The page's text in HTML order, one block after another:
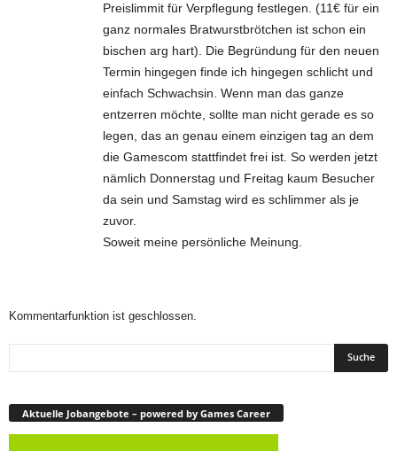
Preislimmit für Verpflegung festlegen. (11€ für ein
ganz normales Bratwurstbrötchen ist schon ein
bischen arg hart). Die Begründung für den neuen
Termin hingegen finde ich hingegen schlicht und
einfach Schwachsin. Wenn man das ganze
entzerren möchte, sollte man nicht gerade es so
legen, das an genau einem einzigen tag an dem
die Gamescom stattfindet frei ist. So werden jetzt
nämlich Donnerstag und Freitag kaum Besucher
da sein und Samstag wird es schlimmer als je
zuvor.
Soweit meine persönliche Meinung.
Kommentarfunktion ist geschlossen.
Aktuelle Jobangebote – powered by Games Career